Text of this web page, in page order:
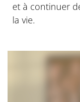
et à continuer
la vie.